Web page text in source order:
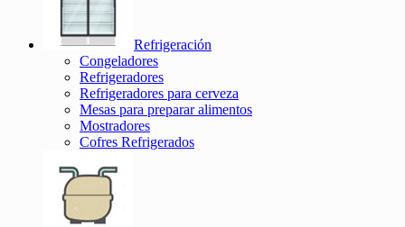
Refrigeración
Congeladores
Refrigeradores
Refrigeradores para cerveza
Mesas para preparar alimentos
Mostradores
Cofres Refrigerados